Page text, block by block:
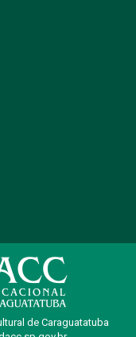
de Caraguatatuba